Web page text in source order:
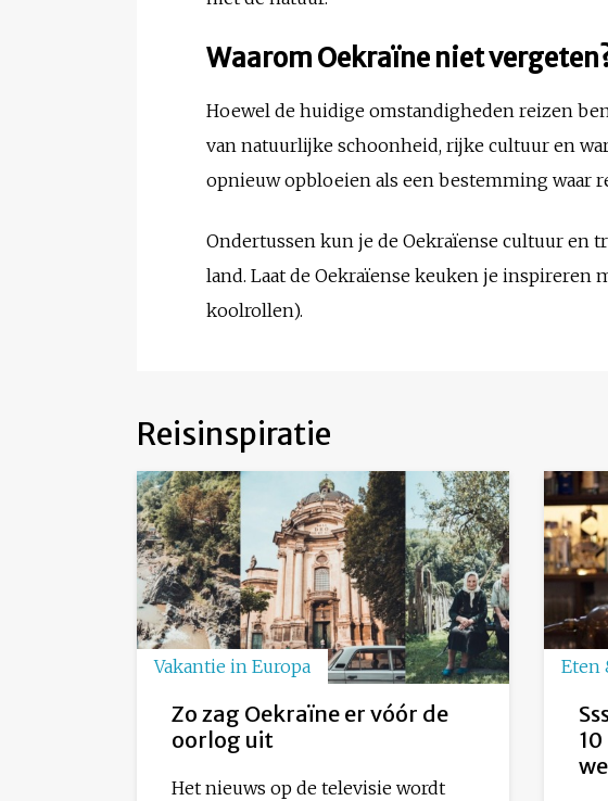
Waarom Oekraïne niet
Hoewel de huidige omstandigheden reizen
van natuurlijke schoonheid, rijke cultuur en
opnieuw opbloeien als een bestemming waar
Ondertussen kun je de Oekraïense cultuur en
land. Laat de Oekraïense keuken je inspireren
koolrollen).
Reisinspiratie
Vakantie in Europa
Zo zag Oekraïne er vóór de
oorlog uit
Het nieuws op de televisie wordt
Eten